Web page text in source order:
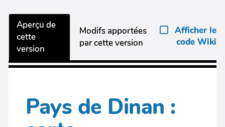
Aperçu de
cette
version
Modifs apportées
par cette version
Afficher le
code Wiki
Pays de Dinan :